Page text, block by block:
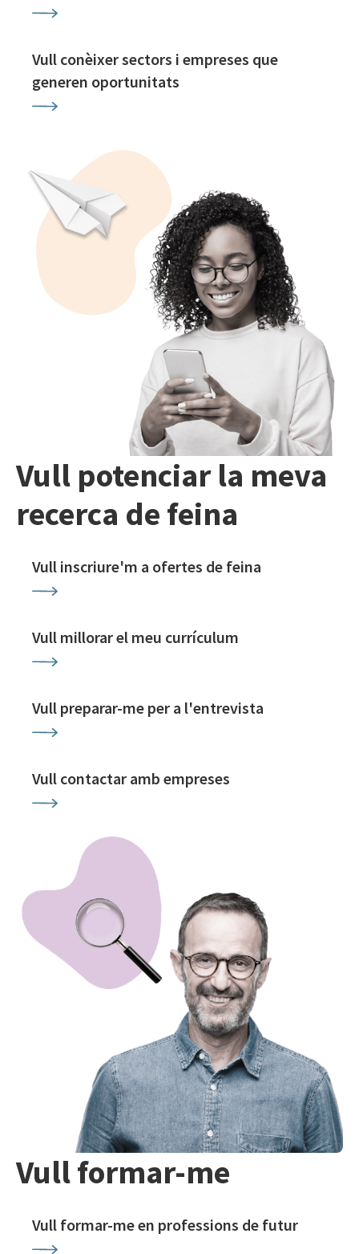
Vull conèixer sectors i empreses que
generen oportunitats
Vull potenciar la meva
recerca de feina
Vull inscriure'm a ofertes de feina
Vull millorar el meu currículum
Vull preparar-me per a l'entrevista
Vull contactar amb empreses
Vull formar-me
Vull formar-me en professions de futur